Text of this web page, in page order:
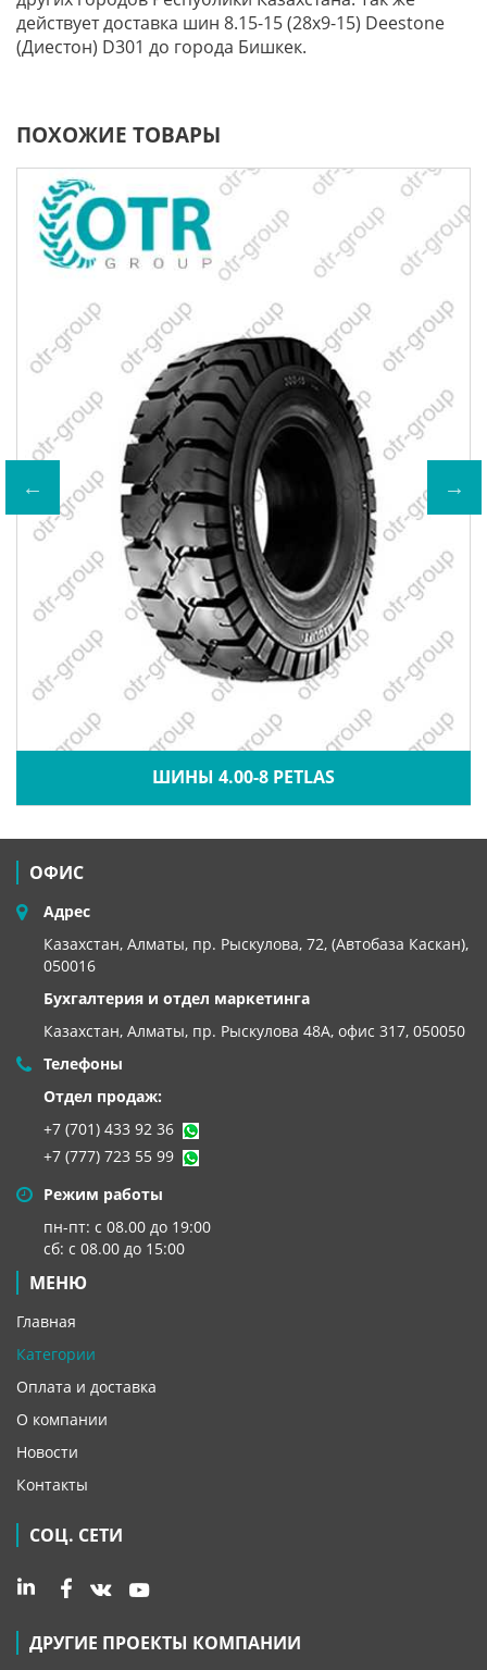
действует доставка шин 8.15-15 (28x9-15) Deestone
(Диестон) D301 до города Бишкек.
ПОХОЖИЕ ТОВАРЫ
ШИНЫ 4.00-8 PETLAS
ОФИС
Адрес
Казахстан, Алматы, пр. Рыскулова, 72, (Автобаза Каскан),
050016
Бухгалтерия и отдел маркетинга
Казахстан, Алматы, пр. Рыскулова 48А, офис 317, 050050
Телефоны
Отдел продаж:
+7 (701) 433 92 36
+7 (777) 723 55 99
Режим работы
пн-пт: с 08.00 до 19:00
сб: с 08.00 до 15:00
МЕНЮ
Главная
Категории
Оплата и доставка
О компании
Новости
Контакты
СОЦ. СЕТИ
ДРУГИЕ ПРОЕКТЫ КОМПАНИИ